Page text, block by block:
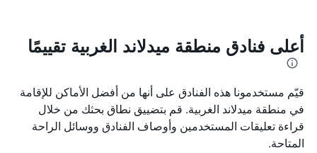
محور
X
يعرض
عدد
الأيام
قبل
الإقامة
أعلى فنادق منطقة ميدلاند الغربية تقييمًا
قيّم مستخدمونا هذه الفنادق على أنها من أفضل الأماكن للإقامة
في منطقة ميدلاند الغربية. قم بتضييق نطاق بحثك من خلال
قراءة تعليقات المستخدمين وأوصاف الفنادق ووسائل الراحة
المتاحة.